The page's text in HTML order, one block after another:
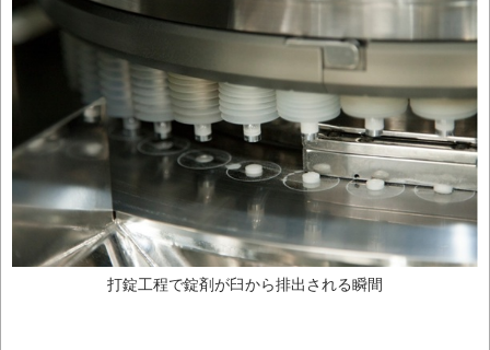
打錠工程で錠剤が臼から排出される瞬間